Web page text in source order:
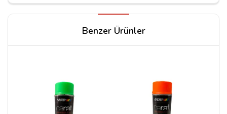
Yorum Yapın
Yorumunuz*
Benzer Ürünler